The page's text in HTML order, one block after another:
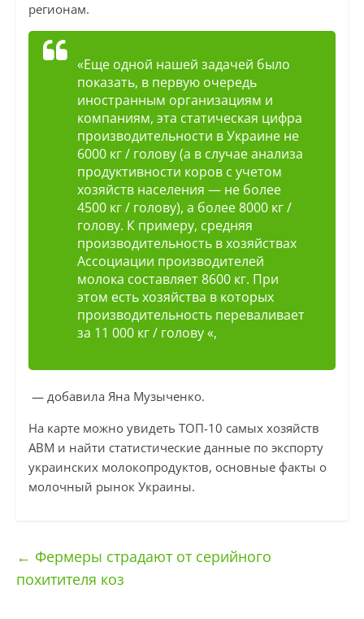
регионам.
«Еще одной нашей задачей было
показать, в первую очередь
иностранным организациям и
компаниям, эта статическая цифра
производительности в Украине не
6000 кг / голову (а в случае анализа
продуктивности коров с учетом
хозяйств населения — не более
4500 кг / голову), а более 8000 кг /
голову. К примеру, средняя
производительность в хозяйствах
Ассоциации производителей
молока составляет 8600 кг. При
этом есть хозяйства в которых
производительность переваливает
за 11 000 кг / голову «,
— добавила Яна Музыченко.
На карте можно увидеть ТОП-10 самых хозяйств
АВМ и найти статистические данные по экспорту
украинских молокопродуктов, основные факты о
молочный рынок Украины.
← Фермеры страдают от серийного
похитителя коз